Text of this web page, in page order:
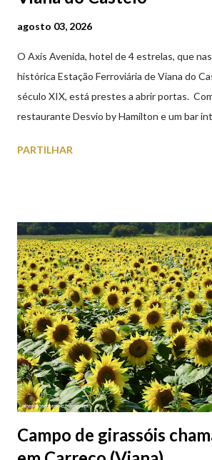
agosto 03, 2026
O Axis Avenida, hotel de 4 estrelas, que
histórica Estação Ferroviária de Viana do
século XIX, está prestes a abrir portas.
restaurante Desvio by Hamilton e um bar
peças históricas cedidas pela IP Património
PARTILHAR
Campo de girassóis